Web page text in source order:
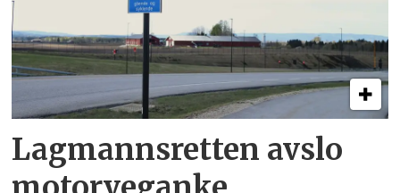
Lagmannsretten avslo